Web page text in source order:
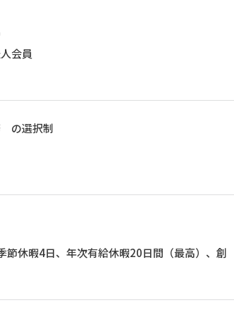
会員
の選択制
節休暇4日、年次有給休暇20日間（最高）、創